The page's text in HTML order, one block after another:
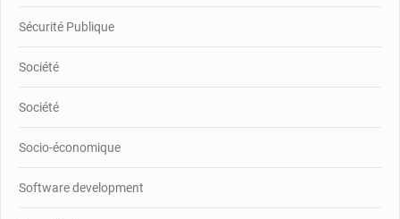
Sécurité Publique
Société
Société
Socio-économique
Software development